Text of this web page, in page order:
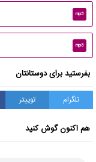
mp3
mp3
بفرستید برای دوستانتان
تلگرام توییتر
هم اکنون گوش کنید